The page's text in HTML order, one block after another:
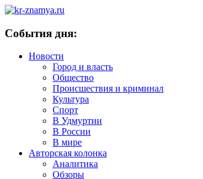
События дня:
Новости
Город и власть
Общество
Происшествия и криминал
Культура
Спорт
В Удмуртии
В России
В мире
Авторская колонка
Аналитика
Обзоры